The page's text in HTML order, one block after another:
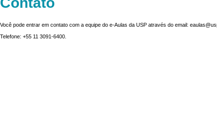
Você pode entrar em contato com a equipe do e-Aulas da USP através do email:
Telefone: +55 11 3091-6400.